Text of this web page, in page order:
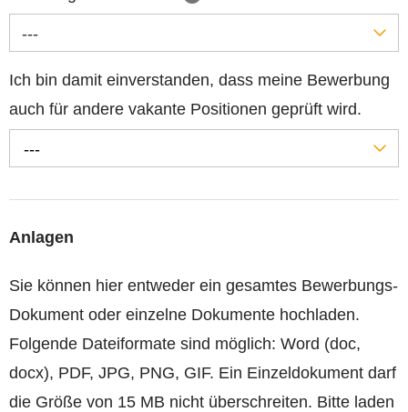
---
Ich bin damit einverstanden, dass meine Bewerbung
auch für andere vakante Positionen geprüft wird.
---
Anlagen
Sie können hier entweder ein gesamtes Bewerbungs-
Dokument oder einzelne Dokumente hochladen.
Folgende Dateiformate sind möglich: Word (doc,
docx), PDF, JPG, PNG, GIF. Ein Einzeldokument darf
die Größe von 15 MB nicht überschreiten. Bitte laden